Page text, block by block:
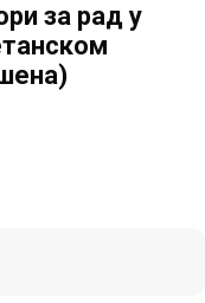
за рад у